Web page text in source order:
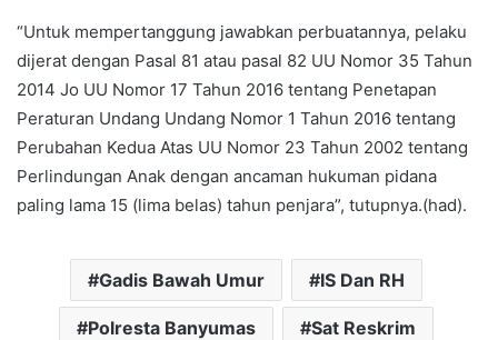
“Untuk mempertanggung jawabkan perbuatannya, pelaku
dijerat dengan Pasal 81 atau pasal 82 UU Nomor 35 Tahun
2014 Jo UU Nomor 17 Tahun 2016 tentang Penetapan
Peraturan Undang Undang Nomor 1 Tahun 2016 tentang
Perubahan Kedua Atas UU Nomor 23 Tahun 2002 tentang
Perlindungan Anak dengan ancaman hukuman pidana
paling lama 15 (lima belas) tahun penjara”, tutupnya.(had).
Gadis Bawah Umur IS Dan RH
Polresta Banyumas Sat Reskrim